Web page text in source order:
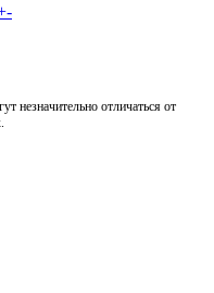
-
незначительно отличаться от